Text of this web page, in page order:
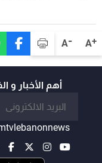
A+
A-
أهم الأخبار و